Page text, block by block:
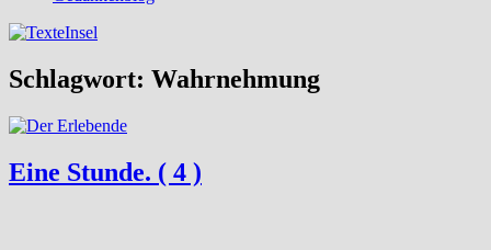
Schlagwort: Wahrnehmung
Eine Stunde. ( 4 )